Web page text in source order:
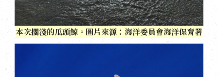
本次擱淺的瓜頭鯨。圖片來源：海洋委員會海洋保育署